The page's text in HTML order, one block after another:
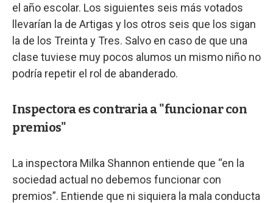
el año escolar. Los siguientes seis más votados
llevarían la de Artigas y los otros seis que los sigan
la de los Treinta y Tres. Salvo en caso de que una
clase tuviese muy pocos alumos un mismo niño no
podría repetir el rol de abanderado.
Inspectora es contraria a "funcionar con
premios"
La inspectora Milka Shannon entiende que “en la
sociedad actual no debemos funcionar con
premios”. Entiende que ni siquiera la mala conducta